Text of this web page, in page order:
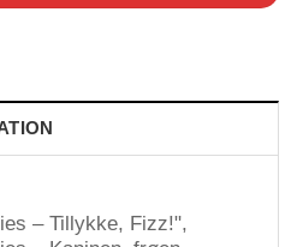
– Tillykke, Fizz!",